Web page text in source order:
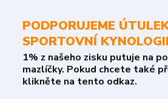
PODPORUJEME
SPORTOVNÍ
1% z našeho zisku putuje na
mazlíčky. Pokud chcete také
klikněte na tento odkaz.